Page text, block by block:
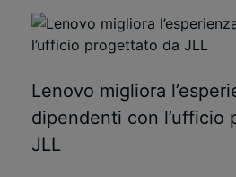
Lenovo migliora
dipendenti con l’ufficio
JLL